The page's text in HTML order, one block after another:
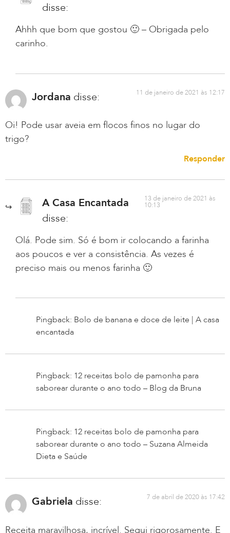
disse:
Ahhh que bom que gostou 🙂 – Obrigada pelo
carinho.
Jordana disse: 11 de janeiro de 2021 às 12:17
Oi! Pode usar aveia em flocos finos no lugar do
trigo?
Responder
A Casa Encantada
disse:
13 de janeiro de 2021 às
10:13
Olá. Pode sim. Só é bom ir colocando a farinha
aos poucos e ver a consistência. As vezes é
preciso mais ou menos farinha 🙂
Pingback: Bolo de banana e doce de leite | A casa
encantada
Pingback: 12 receitas bolo de pamonha para
saborear durante o ano todo – Blog da Bruna
Pingback: 12 receitas bolo de pamonha para
saborear durante o ano todo – Suzana Almeida
Dieta e Saúde
Gabriela disse: 7 de abril de 2020 às 17:42
Receita maravilhosa, incrível. Segui rigorosamente. E